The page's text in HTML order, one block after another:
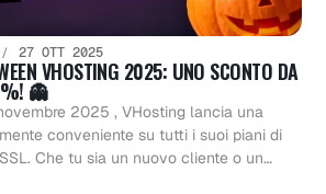
27 OTT 2025
VHOSTING 2025: UNO SCONTO DA
👻
2025 , VHosting lancia una
conveniente su tutti i suoi piani di
Che tu sia un nuovo cliente o un…